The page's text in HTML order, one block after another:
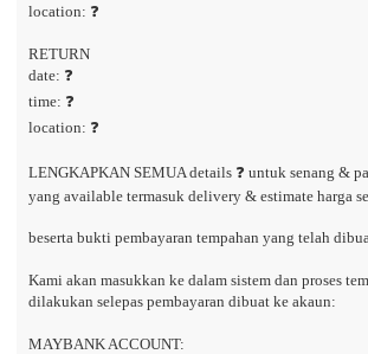
location: ❓
RETURN
date: ❓
time: ❓
location: ❓
LENGKAPKAN SEMUA details ❓ untuk senang &
yang available termasuk delivery & estimate harga
beserta bukti pembayaran tempahan yang telah
Kami akan masukkan ke dalam sistem dan proses
dilakukan selepas pembayaran dibuat ke akaun:
MAYBANK ACCOUNT: